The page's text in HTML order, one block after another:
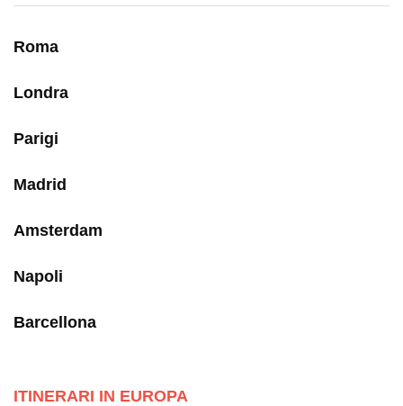
Roma
Londra
Parigi
Madrid
Amsterdam
Napoli
Barcellona
ITINERARI IN EUROPA